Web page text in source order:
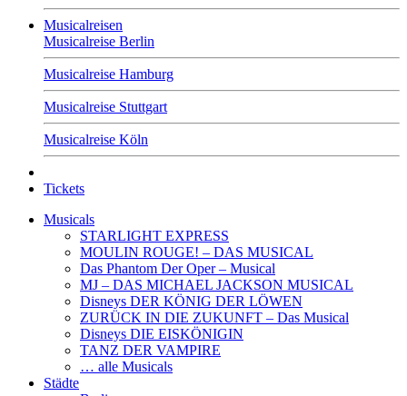
Musicalreisen
Musicalreise Berlin
Musicalreise Hamburg
Musicalreise Stuttgart
Musicalreise Köln
Tickets
Musicals
STARLIGHT EXPRESS
MOULIN ROUGE! – DAS MUSICAL
Das Phantom Der Oper – Musical
MJ – DAS MICHAEL JACKSON MUSICAL
Disneys DER KÖNIG DER LÖWEN
ZURÜCK IN DIE ZUKUNFT – Das Musical
Disneys DIE EISKÖNIGIN
TANZ DER VAMPIRE
… alle Musicals
Städte